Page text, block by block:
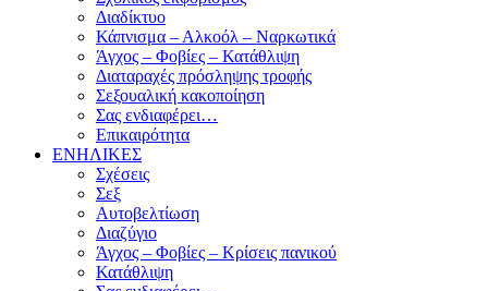
Διαδίκτυο
Κάπνισμα – Αλκοόλ – Ναρκωτικά
Άγχος – Φοβίες – Κατάθλιψη
Διαταραχές πρόσληψης τροφής
Σεξουαλική κακοποίηση
Σας ενδιαφέρει…
Επικαιρότητα
ΕΝΗΛΙΚΕΣ
Σχέσεις
Σεξ
Αυτοβελτίωση
Διαζύγιο
Άγχος – Φοβίες – Κρίσεις πανικού
Κατάθλιψη